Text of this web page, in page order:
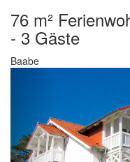
76 m²
- 3 Gäste
Baabe